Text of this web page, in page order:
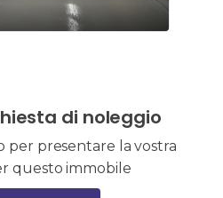
di noleggio
per presentare la vostra
questo immobile